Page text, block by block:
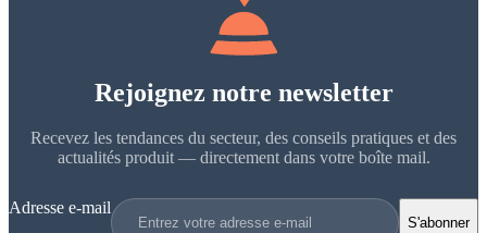
Rejoignez notre newsletter
Recevez les tendances du secteur, des conseils pratiques et des
actualités produit — directement dans votre boîte mail.
Adresse e-mail
S'abonner